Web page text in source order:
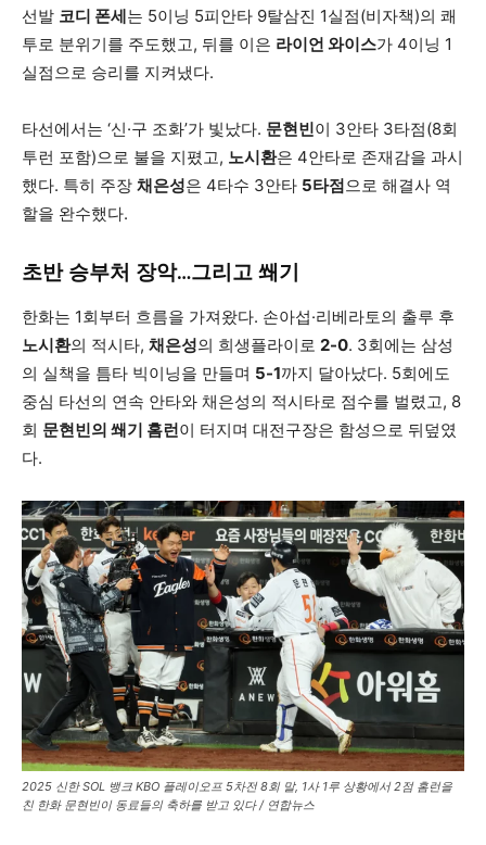
선발 코디 폰세는 5이닝 5피안타 9탈삼진 1실점(비자책)의 쾌
투로 분위기를 주도했고, 뒤를 이은 라이언 와이스가 4이닝 1
실점으로 승리를 지켜냈다.
타선에서는 ‘신·구 조화’가 빛났다. 문현빈이 3안타 3타점(8회
투런 포함)으로 불을 지폈고, 노시환은 4안타로 존재감을 과시
했다. 특히 주장 채은성은 4타수 3안타 5타점으로 해결사 역
할을 완수했다.
초반 승부처 장악…그리고 쐐기
한화는 1회부터 흐름을 가져왔다. 손아섭·리베라토의 출루 후
노시환의 적시타, 채은성의 희생플라이로 2-0. 3회에는 삼성
의 실책을 틈타 빅이닝을 만들며 5-1까지 달아났다. 5회에도
중심 타선의 연속 안타와 채은성의 적시타로 점수를 벌렸고, 8
회 문현빈의 쐐기 홈런이 터지며 대전구장은 함성으로 뒤덮였
다.
2025 신한 SOL 뱅크 KBO 플레이오프 5차전 8회 말, 1사 1루 상황에서 2점 홈런을
친 한화 문현빈이 동료들의 축하를 받고 있다 / 연합뉴스